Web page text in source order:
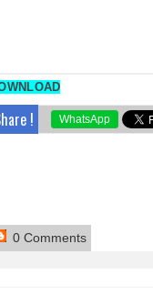
! WhatsApp
0 Comments